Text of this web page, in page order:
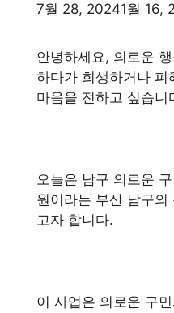
7월 28, 20241월 16,
안녕하세요, 의로운
하다가 희생하거나 피
마음을 전하고 싶습니
오늘은 남구 의로운
원이라는 부산 남구
고자 합니다.
이 사업은 의로운 구